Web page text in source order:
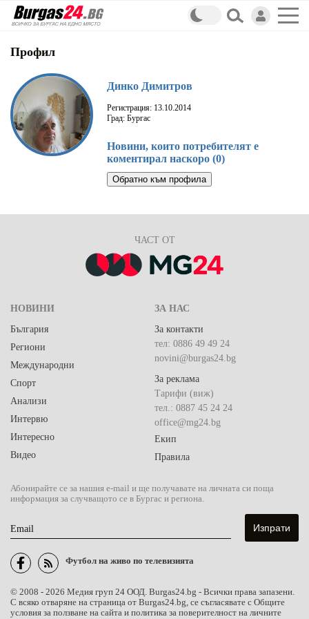
Профил
Динко Димитров
Регистрация: 13.10.2014
Град: Бургас
Новини, които потребителят е
коментирал наскоро (0)
Обратно към профила
ЧАСТ ОТ
НОВИНИ
България
Региони
Международни
Спорт
Анализи
Интервю
Интересно
Видео
ЗА НАС
За контакти
тел: 0886 49 49 24
novini@burgas24.bg
За реклама
Тарифи (виж)
тел.: 0887 45 24 24
office@mg24.bg
Екип
Правила
Абонирайте се за нашия e-mail и ще получавате на личната си поща
информация за случващото се в Бургас и региона.
Email
Футбол на живо по телевизията
© 2008 - 2026 Медия груп 24 ООД. Burgas24.bg - Всички права запазени.
С всяко отваряне на страница от Burgas24.bg, се съгласявате с Общите
условия за ползване на сайта и политика за поверителност на личните